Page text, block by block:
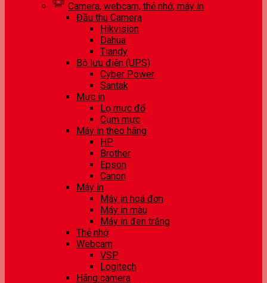
Camera, webcam, thẻ nhớ, máy in
Đầu thu Camera
Hikvision
Dahua
Tiandy
Bộ lưu điện (UPS)
Cyber Power
Santak
Mực in
Lọ mực đổ
Cụm mực
Máy in theo hãng
HP
Brother
Epson
Canon
Máy in
Máy in hoá đơn
Máy in màu
Máy in đen trắng
Thẻ nhớ
Webcam
VSP
Logitech
Hãng camera